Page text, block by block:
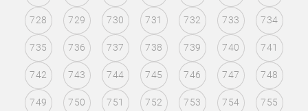
728 729 730 731 732 733 734
735 736 737 738 739 740 741
742 743 744 745 746 747 748
749 750 751 752 753 754 755